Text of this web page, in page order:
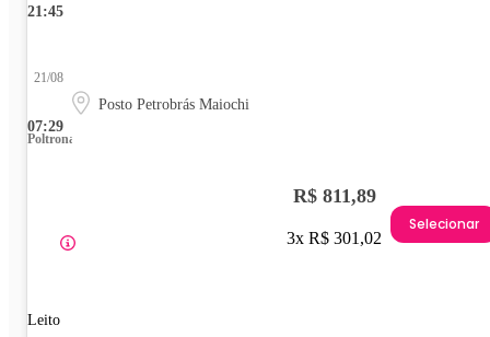
21:45
07:29
21/08
Posto Petrobrás Maiochi
Poltrona
Leito
R$ 811,89
3x R$ 301,02
Selecionar